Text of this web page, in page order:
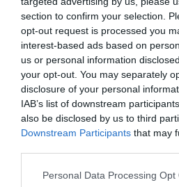
section to confirm your selection.
opt-out request is processed you
interest-based ads based on
us or personal information
your opt-out. You may separately
disclosure of your personal
IAB’s list of downstream
also be disclosed by us to third
Downstream Participants that may
Personal Data Processing Opt